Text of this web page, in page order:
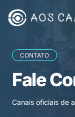
CONTATO
Fale
Canais oficiais de